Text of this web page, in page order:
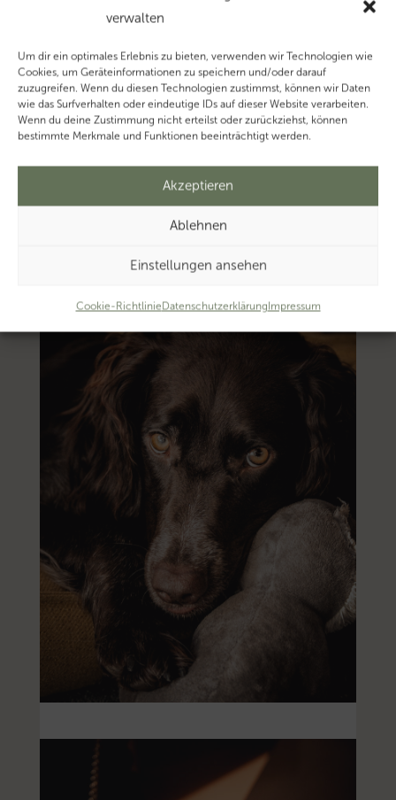
verwalten
Um dir ein optimales Erlebnis zu bieten, verwenden wir Technologien wie
Cookies, um Geräteinformationen zu speichern und/oder darauf
zuzugreifen. Wenn du diesen Technologien zustimmst, können wir Daten
wie das Surfverhalten oder eindeutige IDs auf dieser Website verarbeiten.
Wenn du deine Zustimmung nicht erteilst oder zurückziehst, können
bestimmte Merkmale und Funktionen beeinträchtigt werden.
Akzeptieren
Ablehnen
Einstellungen ansehen
Cookie-RichtlinieDatenschutzerklärungImpressum
Thema
‚Organschaft’…
Mehr
zum
Thema